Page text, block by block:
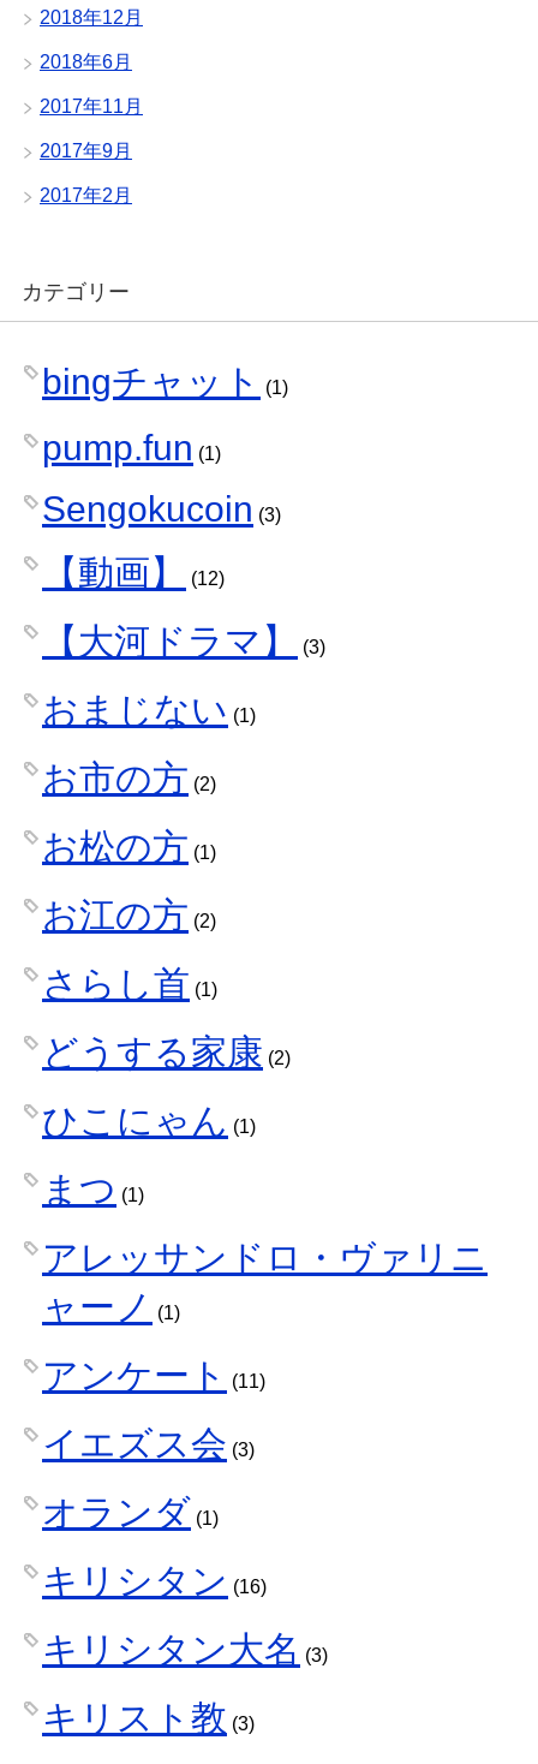
2018年12月
2018年6月
2017年11月
2017年9月
2017年2月
カテゴリー
bingチャット (1)
pump.fun (1)
Sengokucoin (3)
【動画】 (12)
【大河ドラマ】 (3)
おまじない (1)
お市の方 (2)
お松の方 (1)
お江の方 (2)
さらし首 (1)
どうする家康 (2)
ひこにゃん (1)
まつ (1)
アレッサンドロ・ヴァリニ
ャーノ
(1)
アンケート (11)
イエズス会 (3)
オランダ (1)
キリシタン (16)
キリシタン大名 (3)
キリスト教 (3)